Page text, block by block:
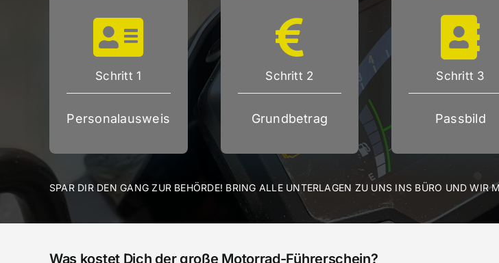
Schritt 1
Personalausweis
Schritt 2
Grundbetrag
Schritt 3
Passbild
SPAR DIR DEN GANG ZUR BEHÖRDE! BRING ALLE UNTERLAGEN ZU UNS INS BÜRO UND WIR
Was kostet Dich der große Motorrad-Führerschein?